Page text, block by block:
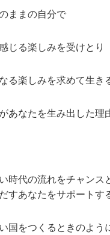
ままの自分で
じる楽しみを受けとり
る楽しみを求めて生き
あなたを生み出した理
時代の流れをチャンス
すあなたをサポートす
国をつくるときのよう